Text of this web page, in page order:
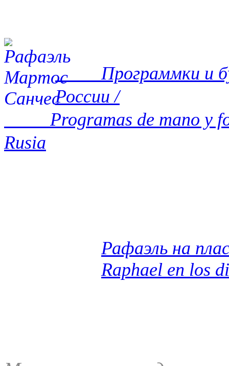
Программки и
России /
Programas de mano y
Rusia
Рафаэль на
Raphael en los